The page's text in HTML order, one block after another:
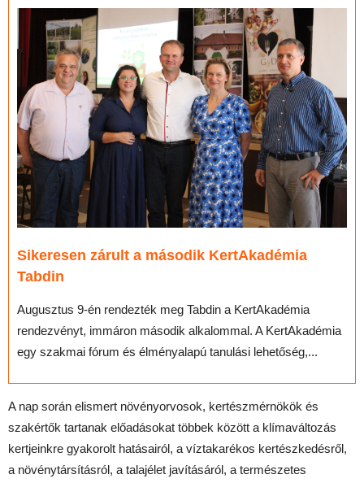
Sikeresen zárult a második KertAkadémia
Tabdin
Augusztus 9-én rendezték meg Tabdin a KertAkadémia
rendezvényt, immáron második alkalommal. A KertAkadémia
egy szakmai fórum és élményalapú tanulási lehetőség,...
A nap során elismert növényorvosok, kertészmérnökök és
szakértők tartanak előadásokat többek között a klímaváltozás
kertjeinkre gyakorolt hatásairól, a víztakarékos kertészkedésről,
a növénytársításról, a talajélet javításáról, a természetes